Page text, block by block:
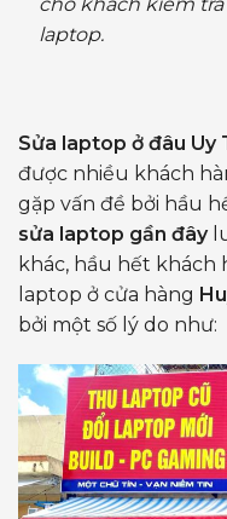
cho khách kiểm
laptop.
Sửa laptop ở đâu Uy
được nhiều khách
gặp vấn đề bởi hầu
sửa laptop gần đây
khác, hầu hết khách
laptop ở cửa hàng
bởi một số lý do như: